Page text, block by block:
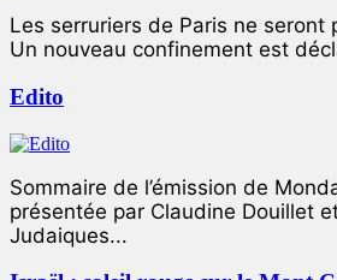
Les serruriers de Paris ne seront
Un nouveau confinement est
Edito
Sommaire de l’émission de
présentée par Claudine Douillet
Judaiques...